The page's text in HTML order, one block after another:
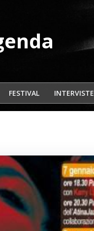
FESTIVAL INTERVISTE